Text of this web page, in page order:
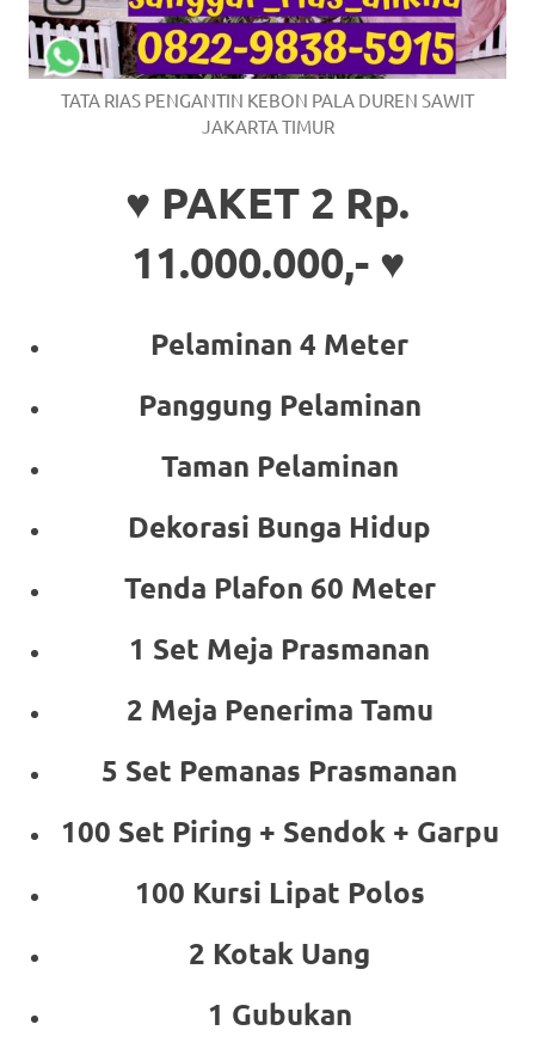
TATA RIAS PENGANTIN KEBON PALA DUREN SAWIT
JAKARTA TIMUR
♥ PAKET 2 Rp.
11.000.000,- ♥
Pelaminan 4 Meter
Panggung Pelaminan
Taman Pelaminan
Dekorasi Bunga Hidup
Tenda Plafon 60 Meter
1 Set Meja Prasmanan
2 Meja Penerima Tamu
5 Set Pemanas Prasmanan
100 Set Piring + Sendok + Garpu
100 Kursi Lipat Polos
2 Kotak Uang
1 Gubukan